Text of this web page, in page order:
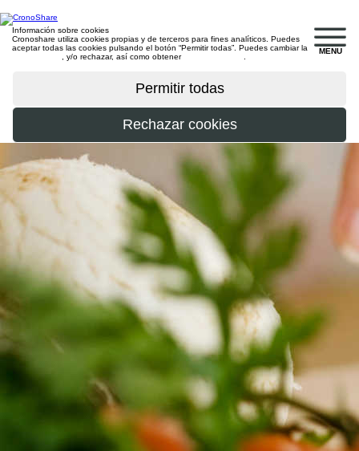
MENU
Información sobre cookies
Cronoshare utiliza cookies propias y de terceros para fines analíticos. Puedes
aceptar todas las cookies pulsando el botón “Permitir todas”. Puedes cambiar la
, y/o rechazar, así como obtener